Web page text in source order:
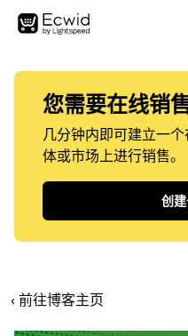
您需要在线销
几分钟内即可建立一
体或市场上进行销售。
创
‹ 前往博客主页